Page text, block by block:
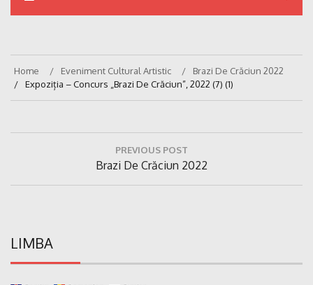
Home Eveniment Cultural Artistic
Brazi De Crăciun 2022
Expoziția – Concurs „Brazi De Crăciun”, 2022 (7) (1)
PREVIOUS POST
Previous
Post:
Brazi De Crăciun 2022
LIMBA